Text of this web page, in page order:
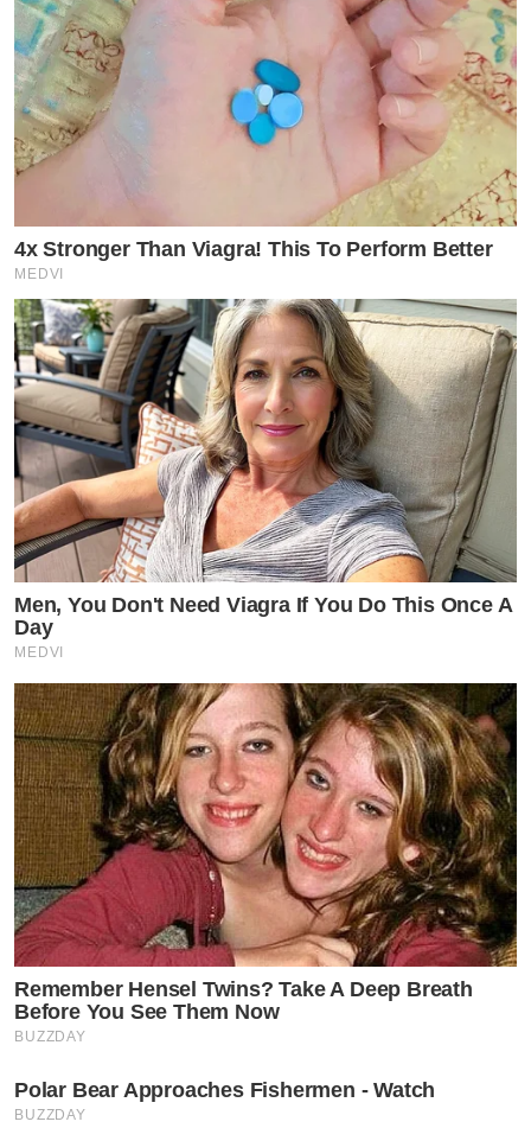
4x Stronger Than Viagra! This To Perform Better
MEDVI
Men, You Don't Need Viagra If You Do This Once A
Day
MEDVI
Remember Hensel Twins? Take A Deep Breath
Before You See Them Now
BUZZDAY
Polar Bear Approaches Fishermen - Watch
BUZZDAY